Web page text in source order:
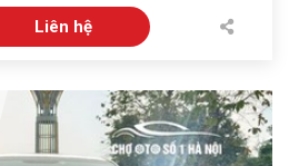
Liên hệ